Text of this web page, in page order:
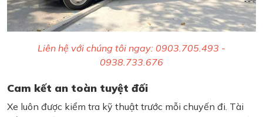
Liên hệ với chúng tôi ngay: 0903.705.493 -
0938.733.676
Cam kết an toàn tuyệt đối
Xe luôn được kiểm tra kỹ thuật trước mỗi chuyến đi. Tài